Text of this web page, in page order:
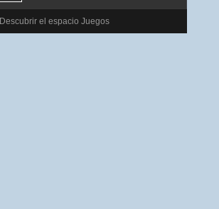
Descubrir el espacio Juegos